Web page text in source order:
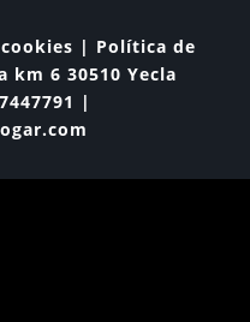
| Política de
6 30510 Yecla
|